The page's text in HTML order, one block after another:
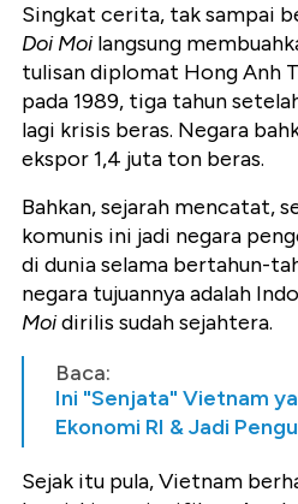
Singkat cerita, tak sampai
Doi Moilangsung
tulisan diplomat Hong Anh
pada 1989, tiga tahun
lagi krisis beras. Negara
ekspor 1,4 juta ton beras.
Bahkan, sejarah mencatat,
komunis ini jadi negara
di dunia selama bertahun-
negara tujuannya adalah
Moidirilis sudah sejahtera.
Baca:
Ini "Senjata" Vietnam
Ekonomi RI & Jadi
Sejak itu pula, Vietnam